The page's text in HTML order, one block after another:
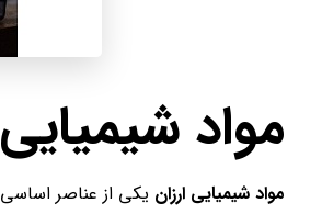
مواد شیمیایی
مواد شیمیایی ارزان یکی از عناصر